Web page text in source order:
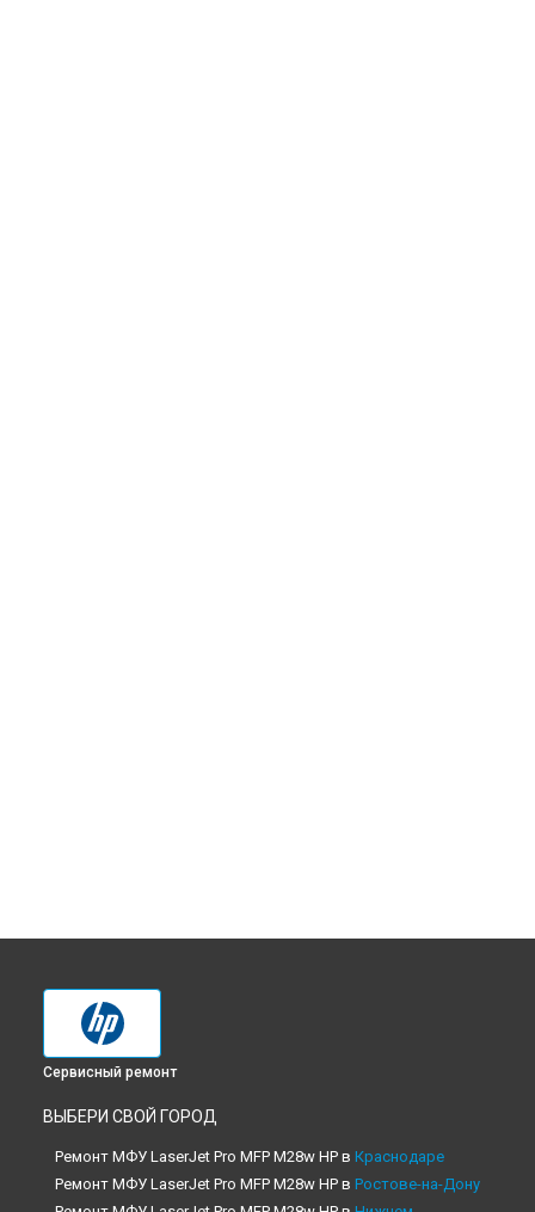
Сервисный ремонт
ВЫБЕРИ СВОЙ ГОРОД
Ремонт МФУ LaserJet Pro MFP M28w HP в Краснодаре
Ремонт МФУ LaserJet Pro MFP M28w HP в Ростове-на-Дону